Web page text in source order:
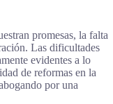
promesas, la falta
Las dificultades
evidentes a lo
de reformas en la
por una